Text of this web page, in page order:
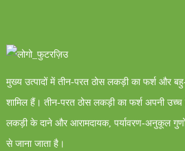
मुख्य उत्पादों में तीन-परत ठोस लकड़ी का फर्श और
शामिल हैं। तीन-परत ठोस लकड़ी का फर्श अपनी उच्च
लकड़ी के दाने और आरामदायक, पर्यावरण-अनुकूल
से जाना जाता है।